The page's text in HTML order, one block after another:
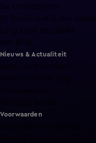
De Oranjezomer
Mi Dushi: wat is dan liefde?
Nieuws & Actualiteit
Voorwaarden